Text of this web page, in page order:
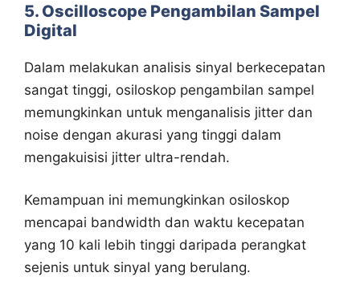
5. Oscilloscope Pengambilan Sampel
Digital
Dalam melakukan analisis sinyal berkecepatan
sangat tinggi, osiloskop pengambilan sampel
memungkinkan untuk menganalisis jitter dan
noise dengan akurasi yang tinggi dalam
mengakuisisi jitter ultra-rendah.
Kemampuan ini memungkinkan osiloskop
mencapai bandwidth dan waktu kecepatan
yang 10 kali lebih tinggi daripada perangkat
sejenis untuk sinyal yang berulang.